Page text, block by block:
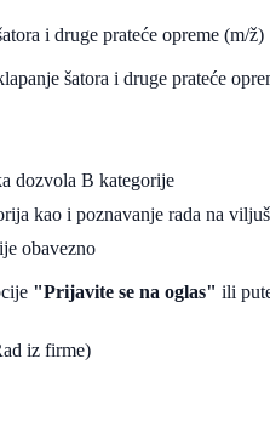
i druge prateće opreme (m/ž)
šatora i druge prateće
dozvola B kategorije
kao i poznavanje rada na
obavezno
"Prijavite se na oglas" ili
iz firme)